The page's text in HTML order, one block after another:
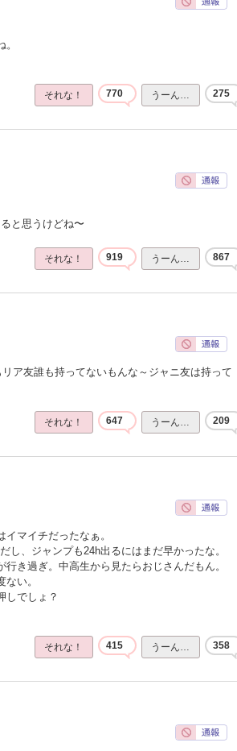
それな！ 770 うーん… 275
と思うけどね〜
それな！ 919 うーん… 867
ア友誰も持ってないもんな～ジャニ友は持って
それな！ 647 うーん… 209
マイチだったなぁ。
し、ジャンプも24h出るにはまだ早かったな。
き過ぎ。中高生から見たらおじさんだもん。
い。
しでしょ？
それな！ 415 うーん… 358